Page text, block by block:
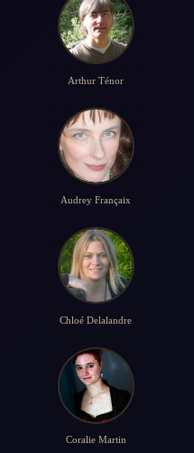
Arthur Ténor
Audrey Françaix
Chloé Delalandre
Coralie Martin